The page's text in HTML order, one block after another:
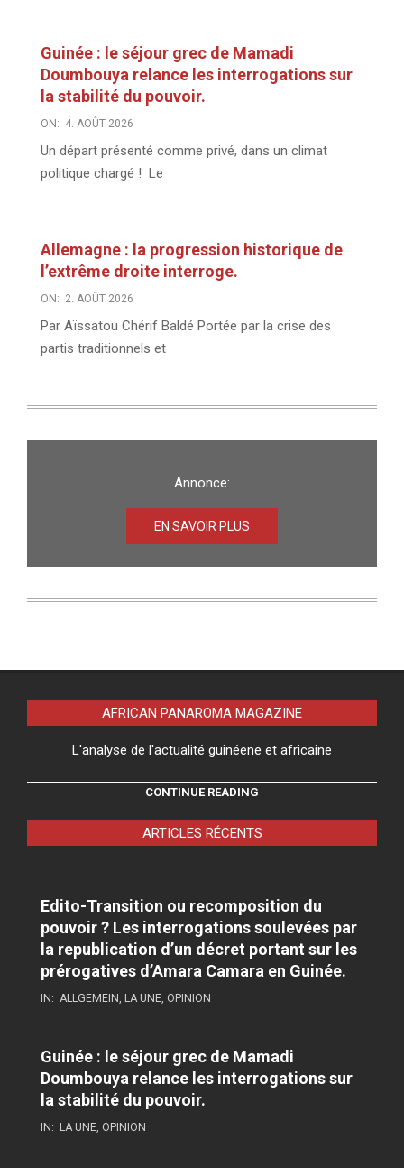
Guinée : le séjour grec de Mamadi
Doumbouya relance les interrogations sur
la stabilité du pouvoir.
ON: 4. AOÛT 2026
Un départ présenté comme privé, dans un climat
politique chargé ! Le
Allemagne : la progression historique de
l’extrême droite interroge.
ON: 2. AOÛT 2026
Par Aïssatou Chérif Baldé Portée par la crise des
partis traditionnels et
Annonce:
EN SAVOIR PLUS
AFRICAN PANAROMA MAGAZINE
L'analyse de l'actualité guinéene et africaine
CONTINUE READING
ARTICLES RÉCENTS
Edito-Transition ou recomposition du
pouvoir ? Les interrogations soulevées par
la republication d’un décret portant sur les
prérogatives d’Amara Camara en Guinée.
IN: ALLGEMEIN, LA UNE, OPINION
Guinée : le séjour grec de Mamadi
Doumbouya relance les interrogations sur
la stabilité du pouvoir.
IN: LA UNE, OPINION